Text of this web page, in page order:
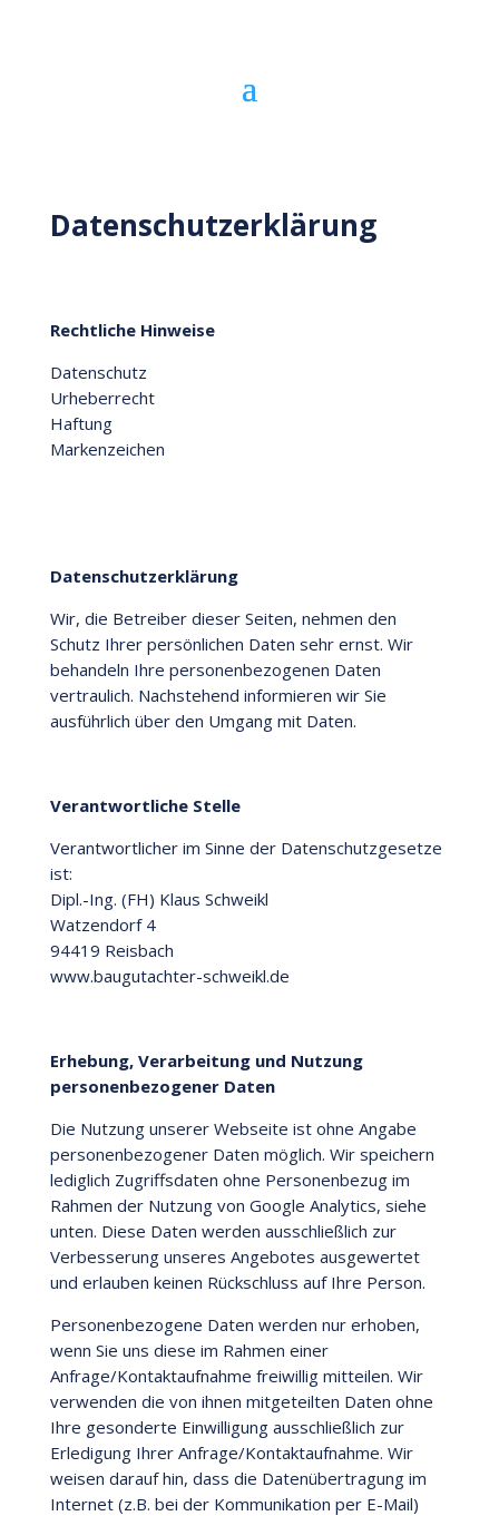
Datenschutzerklärung
Rechtliche Hinweise
Datenschutz
Urheberrecht
Haftung
Markenzeichen
Datenschutzerklärung
Wir, die Betreiber dieser Seiten, nehmen den
Schutz Ihrer persönlichen Daten sehr ernst. Wir
behandeln Ihre personenbezogenen Daten
vertraulich. Nachstehend informieren wir Sie
ausführlich über den Umgang mit Daten.
Verantwortliche Stelle
Verantwortlicher im Sinne der Datenschutzgesetze
ist:
Dipl.-Ing. (FH) Klaus Schweikl
Watzendorf 4
94419 Reisbach
www.baugutachter-schweikl.de
Erhebung, Verarbeitung und Nutzung
personenbezogener Daten
Die Nutzung unserer Webseite ist ohne Angabe
personenbezogener Daten möglich. Wir speichern
lediglich Zugriffsdaten ohne Personenbezug im
Rahmen der Nutzung von Google Analytics, siehe
unten. Diese Daten werden ausschließlich zur
Verbesserung unseres Angebotes ausgewertet
und erlauben keinen Rückschluss auf Ihre Person.
Personenbezogene Daten werden nur erhoben,
wenn Sie uns diese im Rahmen einer
Anfrage/Kontaktaufnahme freiwillig mitteilen. Wir
verwenden die von ihnen mitgeteilten Daten ohne
Ihre gesonderte Einwilligung ausschließlich zur
Erledigung Ihrer Anfrage/Kontaktaufnahme. Wir
weisen darauf hin, dass die Datenübertragung im
Internet (z.B. bei der Kommunikation per E-Mail)